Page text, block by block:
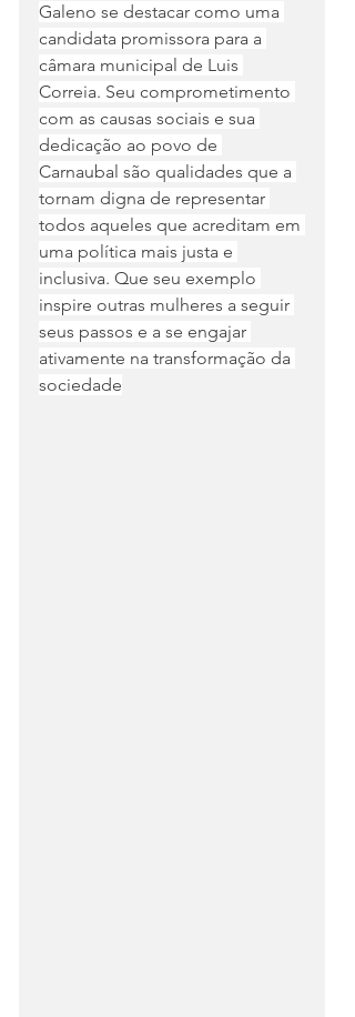
Galeno se destacar como uma
candidata promissora para a
câmara municipal de Luis
Correia. Seu comprometimento
com as causas sociais e sua
dedicação ao povo de
Carnaubal são qualidades que a
tornam digna de representar
todos aqueles que acreditam em
uma política mais justa e
inclusiva. Que seu exemplo
inspire outras mulheres a seguir
seus passos e a se engajar
ativamente na transformação da
sociedade